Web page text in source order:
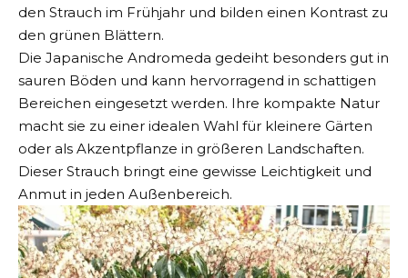
den Strauch im Frühjahr und bilden einen Kontrast zu
den grünen Blättern.
Die Japanische Andromeda gedeiht besonders gut in
sauren Böden und kann hervorragend in schattigen
Bereichen eingesetzt werden. Ihre kompakte Natur
macht sie zu einer idealen Wahl für kleinere Gärten
oder als Akzentpflanze in größeren Landschaften.
Dieser Strauch bringt eine gewisse Leichtigkeit und
Anmut in jeden Außenbereich.